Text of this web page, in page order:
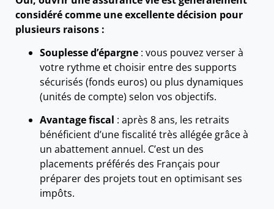
considéré comme une excellente décision pour
plusieurs raisons :
Souplesse d’épargne : vous pouvez verser à
votre rythme et choisir entre des supports
sécurisés (fonds euros) ou plus dynamiques
(unités de compte) selon vos objectifs.
Avantage fiscal : après 8 ans, les retraits
bénéficient d’une fiscalité très allégée grâce à
un abattement annuel. C’est un des
placements préférés des Français pour
préparer des projets tout en optimisant ses
impôts.